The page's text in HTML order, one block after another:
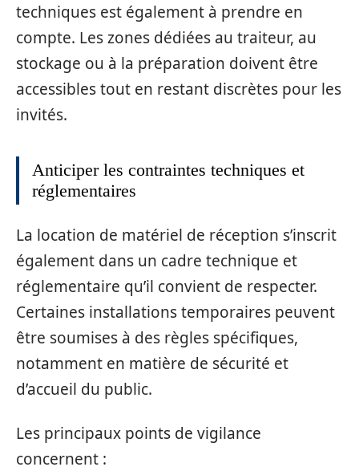
techniques est également à prendre en
compte. Les zones dédiées au traiteur, au
stockage ou à la préparation doivent être
accessibles tout en restant discrètes pour les
invités.
Anticiper les contraintes techniques et
réglementaires
La location de matériel de réception s’inscrit
également dans un cadre technique et
réglementaire qu’il convient de respecter.
Certaines installations temporaires peuvent
être soumises à des règles spécifiques,
notamment en matière de sécurité et
d’accueil du public.
Les principaux points de vigilance
concernent :